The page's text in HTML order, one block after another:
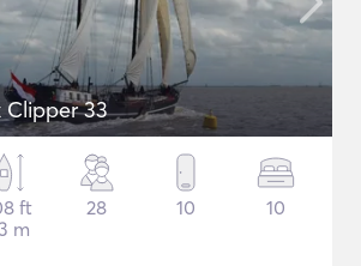
Clipper 33
ft
m
28 10 10